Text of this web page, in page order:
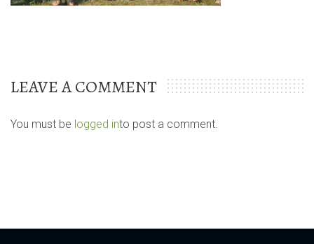
LEAVE A COMMENT
You must be logged into post a comment.